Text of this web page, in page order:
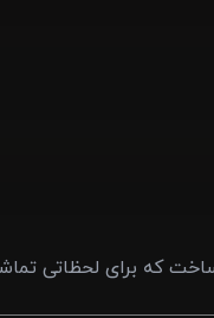
که برای لحظاتی